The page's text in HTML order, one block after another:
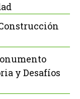
y Desafíos